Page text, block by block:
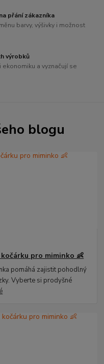
přání zákazníka
barvy, výšivky i možnost
výrobků
a vyznačují se
blogu
pro miminko 👶
pomáhá zajistit pohodlný
Vyberte si prodyšné